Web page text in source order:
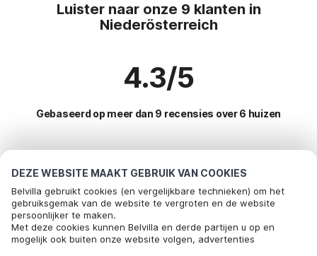
DEZE WEBSITE MAAKT GEBRUIK VAN COOKIES
Belvilla gebruikt cookies (en vergelijkbare technieken) om het
gebruiksgemak van de website te vergroten en de website
persoonlijker te maken.
Met deze cookies kunnen Belvilla en derde partijen u op en
mogelijk ook buiten onze website volgen, advertenties
Luister naar onze 9 klanten in
Niederösterreich
4.3/5
Gebaseerd op meer dan 9 recensies over 6 huizen
Meest populaire bestemmingen voor
vakantie
Populaire voorzieningen voor vakantie in Niederösterreich
Vakantiehuis met tuin
Top regio's met top voorzieningen voor vakantie